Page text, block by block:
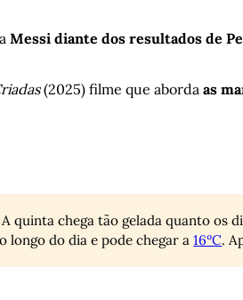
Messi diante dos resultados de
(2025) filme que aborda as
A quinta chega tão gelada quanto os
longo do dia e pode chegar a16ºC.